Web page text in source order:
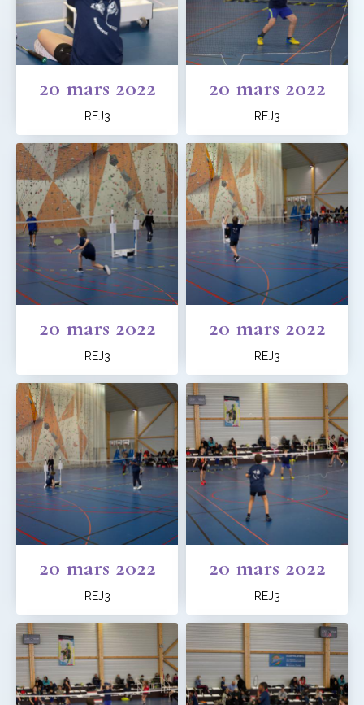
20 mars 2022
REJ3
20 mars 2022
REJ3
20 mars 2022
REJ3
20 mars 2022
REJ3
20 mars 2022
REJ3
20 mars 2022
REJ3